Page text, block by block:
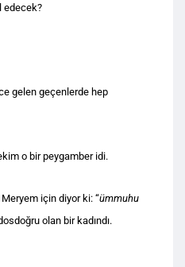
edecek?
gelen geçenlerde hep
o bir peygamber idi.
için diyor ki: “ümmuhu
olan bir kadındı.